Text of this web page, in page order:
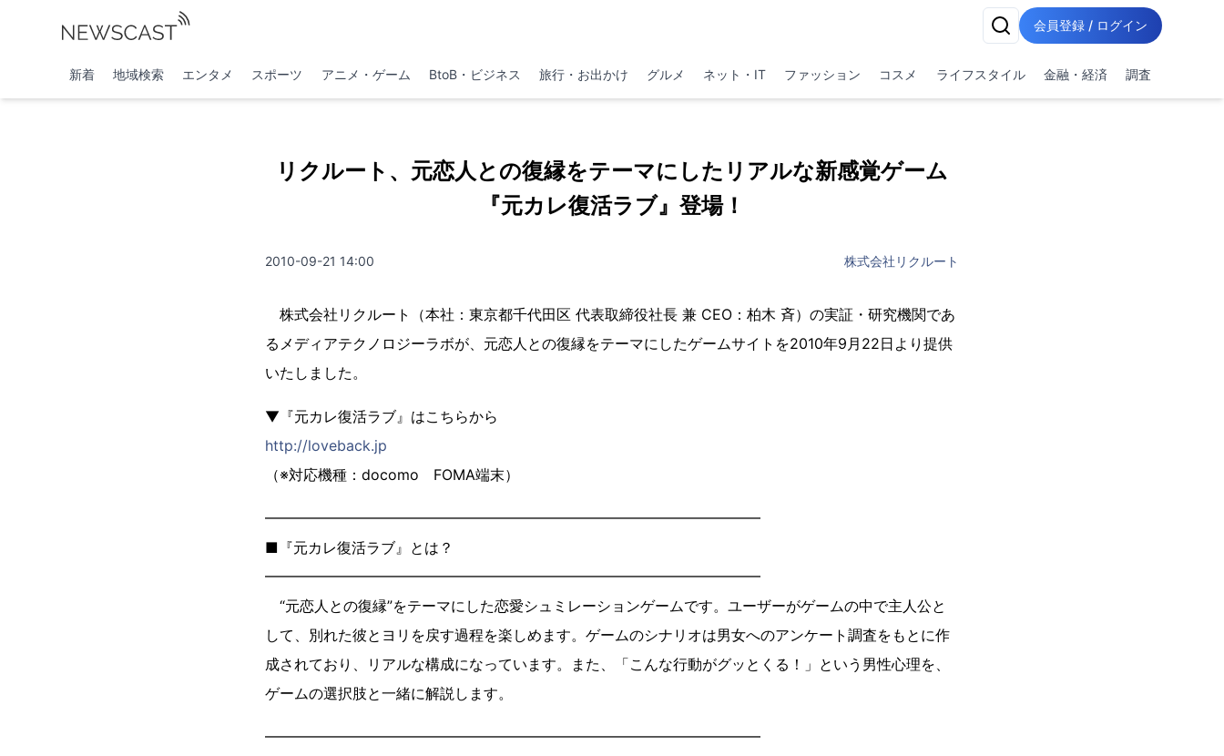
会員登録 / ログイン
新着 地域検索 エンタメ スポーツ アニメ・ゲーム BtoB・ビジネス 旅行・お出かけ グルメ ネット・IT ファッション コスメ ライフスタイル 金融・経済 調査
リクルート、元恋人との復縁をテーマにしたリアルな新感覚ゲーム
『元カレ復活ラブ』登場！
2010-09-21 14:00 株式会社リクルート
株式会社リクルート（本社：東京都千代田区 代表取締役社長 兼 CEO：柏木 斉）の実証・研究機関であ
るメディアテクノロジーラボが、元恋人との復縁をテーマにしたゲームサイトを2010年9月22日より提供
いたしました。
▼『元カレ復活ラブ』はこちらから
http://loveback.jp
（※対応機種：docomo FOMA端末）
━━━━━━━━━━━━━━━━━━━━━━━━━━━━━━━━━━
■『元カレ復活ラブ』とは？
━━━━━━━━━━━━━━━━━━━━━━━━━━━━━━━━━━
“元恋人との復縁”をテーマにした恋愛シュミレーションゲームです。ユーザーがゲームの中で主人公と
して、別れた彼とヨリを戻す過程を楽しめます。ゲームのシナリオは男女へのアンケート調査をもとに作
成されており、リアルな構成になっています。また、「こんな行動がグッとくる！」という男性心理を、
ゲームの選択肢と一緒に解説します。
━━━━━━━━━━━━━━━━━━━━━━━━━━━━━━━━━━